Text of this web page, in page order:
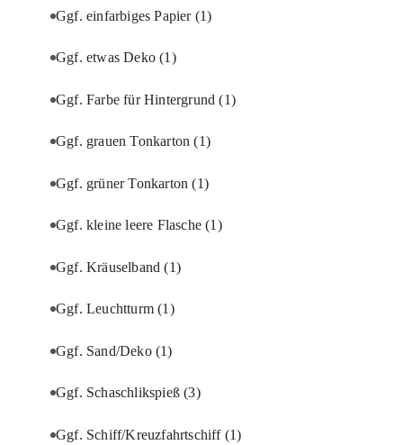
Ggf. einfarbiges Papier (1)
Ggf. etwas Deko(1)
Ggf. Farbe für Hintergrund(1)
Ggf. grauen Tonkarton(1)
Ggf. grüner Tonkarton(1)
Ggf. kleine leere Flasche(1)
Ggf. Kräuselband(1)
Ggf. Leuchtturm(1)
Ggf. Sand/Deko (1)
Ggf. Schaschlikspieß(3)
Ggf. Schiff/Kreuzfahrtschiff (1)